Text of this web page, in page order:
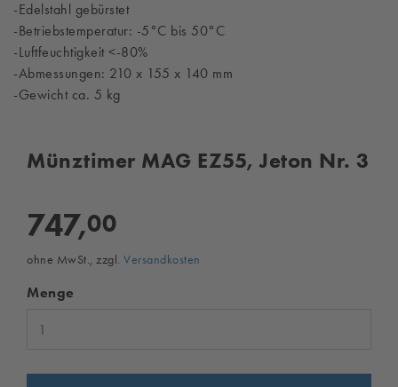
-Edelstahl gebürstet
-Betriebstemperatur: -5°C bis 50°C
-Luftfeuchtigkeit <-80%
-Abmessungen: 210 x 155 x 140 mm
-Gewicht ca. 5 kg
Münztimer MAG EZ55, Jeton Nr. 3
747,00
ohne MwSt., zzgl. Versandkosten
Menge